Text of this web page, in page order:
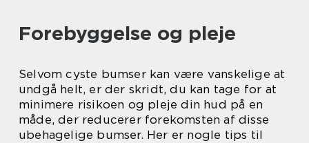
Forebyggelse og pleje
Selvom cyste bumser kan være vanskelige at
undgå helt, er der skridt, du kan tage for at
minimere risikoen og pleje din hud på en
måde, der reducerer forekomsten af disse
ubehagelige bumser. Her er nogle tips til